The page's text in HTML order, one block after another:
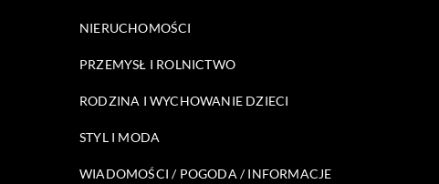
NIERUCHOMOŚCI
PRZEMYSŁ I ROLNICTWO
RODZINA I WYCHOWANIE DZIECI
STYL I MODA
WIADOMOŚCI / POGODA / INFORMACJE